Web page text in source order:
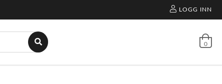
LOGG INN
0